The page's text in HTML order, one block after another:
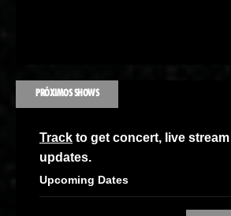
PRÓXIMOS SHOWS
Track to get concert, live
updates.
Upcoming Dates